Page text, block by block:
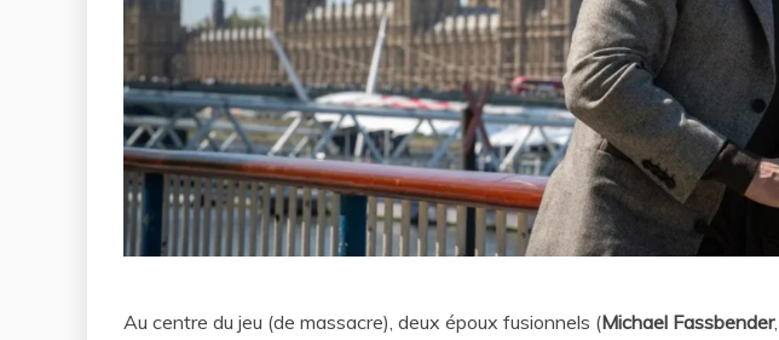
Au centre du jeu (de massacre), deux époux fusionnels (Michael Fassbender